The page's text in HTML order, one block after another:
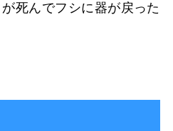
死んでフシに器が戻った